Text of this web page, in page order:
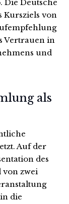
Die Deutsche
Kursziels von
Vertrauen in
und
als
Auf der
des
von zwei
die